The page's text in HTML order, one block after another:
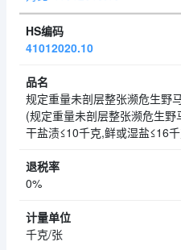
41012020.10
规定重量未剖层整张濒危生野
(规定重量未剖层整张濒危生
干盐渍≤10千克,鲜或湿盐≤16
0%
千克/张